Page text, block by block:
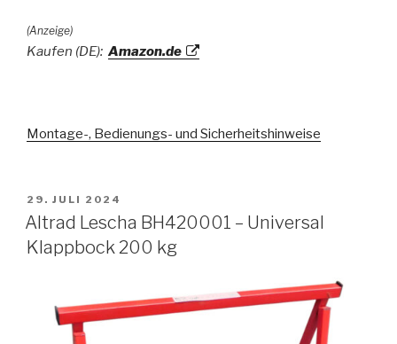
(Anzeige)
Kaufen (DE): Amazon.de
Montage-, Bedienungs- und Sicherheitshinweise
VERÖFFENTLICHT
AM
29. JULI 2024
Altrad Lescha BH420001 – Universal
Klappbock 200 kg